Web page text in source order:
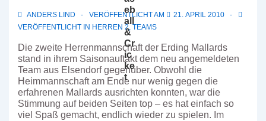
ANDERS LIND VERÖFFENTLICHT AM
21. APRIL 2010
VERÖFFENTLICHT IN HERREN 2, TEAMS
Die zweite Herrenmannschaft der Erding Mallards
stand in ihrem Saisonauftakt dem neu angemeldeten
Team aus Elsendorf gegenüber. Obwohl die
Heimmannschaft am Ende nur wenig gegen die
erfahrenen Mallards ausrichten konnten, war die
Stimmung auf beiden Seiten top – es hat einfach so
viel Spaß gemacht, endlich wieder zu spielen. Im